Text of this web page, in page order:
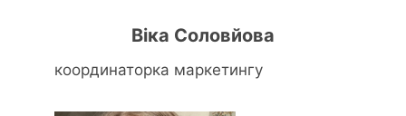
Віка Соловйова
координаторка маркетингу